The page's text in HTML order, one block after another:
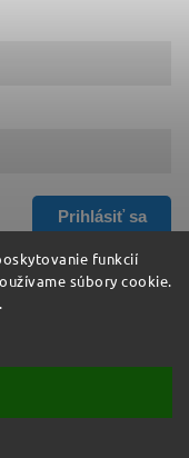
funkcií
súbory cookie.
.
Prihlásiť sa
práva vyhradené.